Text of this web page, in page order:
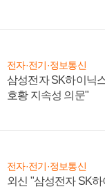
전자·전기·정보통신
삼성전자 SK하이닉
호황 지속성 의문"
전자·전기·정보통신
외신 "삼성전자 SK